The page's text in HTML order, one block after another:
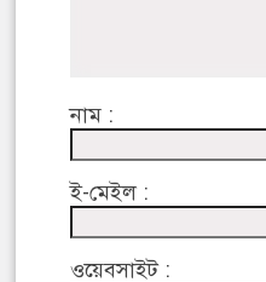
নাম :
ই-মেইল :
ওয়েবসাইট :